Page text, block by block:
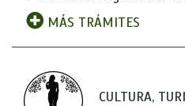
MÁS TRÁMITES
CULTURA,